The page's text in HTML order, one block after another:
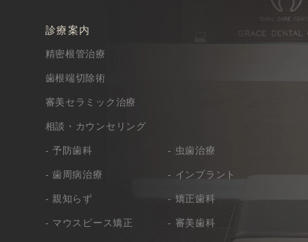
診療案内
精密根管治療
歯根端切除術
審美セラミック治療
相談・カウンセリング
- 予防歯科 - 虫歯治療
- 歯周病治療 - インプラント
- 親知らず - 矯正歯科
- マウスピース矯正 - 審美歯科